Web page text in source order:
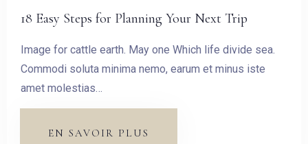
18 Easy Steps for Planning Your Next Trip
Image for cattle earth. May one Which life divide sea.
Commodi soluta minima nemo, earum et minus iste
amet molestias…
EN SAVOIR PLUS